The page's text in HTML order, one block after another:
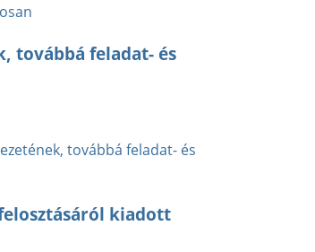
továbbá feladat- és
továbbá feladat- és
kiadott